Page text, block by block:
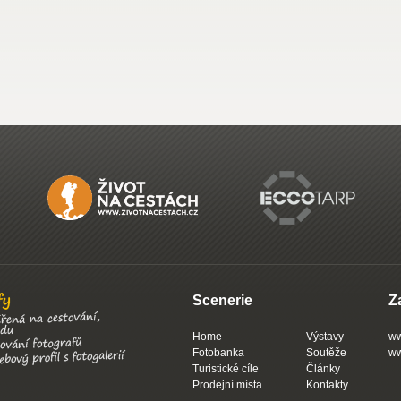
Scenerie
Home
Fotobanka
Turistické cíle
Prodejní místa
Výstavy
Soutěže
Články
Kontakty